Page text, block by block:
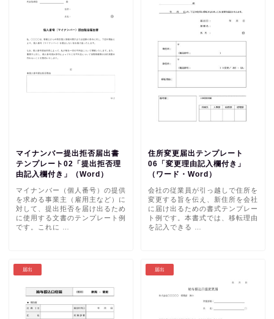
マイナンバー提出拒否届出書
テンプレート02「提出拒否理
由記入欄付き」（Word）
マイナンバー（個人番号）の提供
を求める事業主（雇用主など）に
対して、提出拒否を届け出るため
に使用する文書のテンプレート例
です。これに …
住所変更届出テンプレート
06「変更理由記入欄付き」
（ワード・Word）
会社の従業員が引っ越しで住所を
変更する旨を伝え、新住所を会社
に届け出るための書式テンプレー
ト例です。本書式では、移転理由
を記入できる …
届出 届出